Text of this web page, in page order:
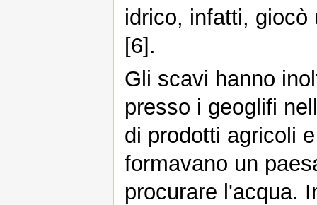
idrico, infatti, giocò
[6].
Gli scavi hanno
presso i geoglifi
di prodotti agricoli
formavano un
procurare l'acqua.